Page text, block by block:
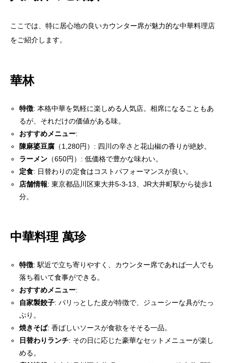
ここでは、特に居心地の良いカウンター席が魅力的な中華料理店
をご紹介します。
華林
特徴: 本格中華を気軽に楽しめる人気店。相席になることもあ
るが、それだけの価値がある味。
おすすめメニュー:
陳麻婆豆腐 （1,280円）: 四川の辛さと花山椒の香りが絶妙。
ラーメン （650円）: 低価格で豊かな味わい。
定食: 日替わりの定食はコストパフォーマンスが良い。
店舗情報: 東京都品川区東大井5-3-13、JR大井町駅から徒歩1
分。
中華料理 萬珍
特徴: 駅近で立ち寄りやすく、カウンター席であれば一人でも
落ち着いて食事ができる。
おすすめメニュー:
自家製餃子: パリっとした皮が特徴で、ジューシーな具がたっ
ぷり。
焼きそば: 香ばしいソースが食欲をそそる一品。
日替わりランチ: その日に応じた豪華なセットメニューが楽し
める。